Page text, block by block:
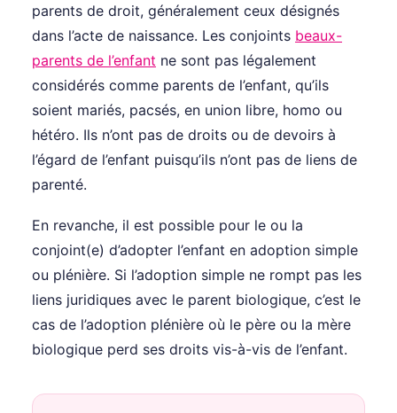
parents de droit, généralement ceux désignés
dans l’acte de naissance. Les conjoints beaux-
parents de l’enfant ne sont pas légalement
considérés comme parents de l’enfant, qu’ils
soient mariés, pacsés, en union libre, homo ou
hétéro. Ils n’ont pas de droits ou de devoirs à
l’égard de l’enfant puisqu’ils n’ont pas de liens de
parenté.
En revanche, il est possible pour le ou la
conjoint(e) d’adopter l’enfant en adoption simple
ou plénière. Si l’adoption simple ne rompt pas les
liens juridiques avec le parent biologique, c’est le
cas de l’adoption plénière où le père ou la mère
biologique perd ses droits vis-à-vis de l’enfant.